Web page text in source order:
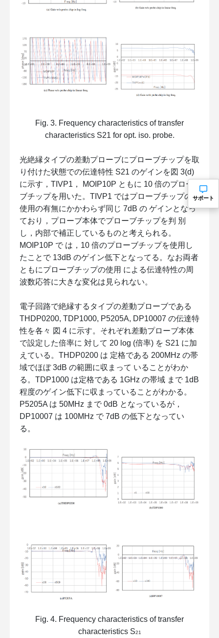
Fig. 3. Frequency characteristics of transfer
characteristics S21 for opt. iso. probe.
光絶縁タイプの差動プローブにプローブチップを取
り付けた状態での伝達特性 S21 のゲインを図 3(d)
に示す，TIVP1， MOIP10P ともに 10 倍のプロー
ブチップを用いた。TIVP1 ではプローブチップの
使用の有無にかかわらず同じ 7dB の ゲインとなっ
ており，プローブ本体でプローブチップを判 別
し，内部で補正しているものと考えられる。
MOIP10P で は，10 倍のプローブチップを使用し
たことで 13dB のゲイン低下となってる。なお両者
ともにプローブチップの使用 による伝達特性の周
波数応答に大きな変化は見られない。
電子回路で絶縁するタイプの差動プローブである
THDP0200, TDP1000, P5205A, DP10007 の伝達特
性を各々 図 4 に示す。それぞれ差動プローブ本体
で設定した倍率に 対して 20 log (倍率) を S21 に加
えている。THDP0200 は 定格である 200MHz の帯
域でほぼ 3dB の範囲に収まって いることがわか
る。TDP1000 は定格である 1GHz の帯域 まで 1dB
程度のゲイン低下に収まっていることがわかる。
P5205A は 50MHz まで 0dB となっているが，
DP10007 は 100MHz で 7dB の低下となってい
る。
Fig. 4. Frequency characteristics of transfer
characteristics S21
サポート